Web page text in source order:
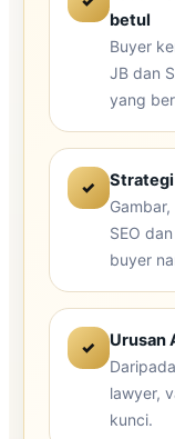
betul
Buyer
JB dan
yang
✓
SEO
buyer
✓ Urusan
lawyer,
kunci.